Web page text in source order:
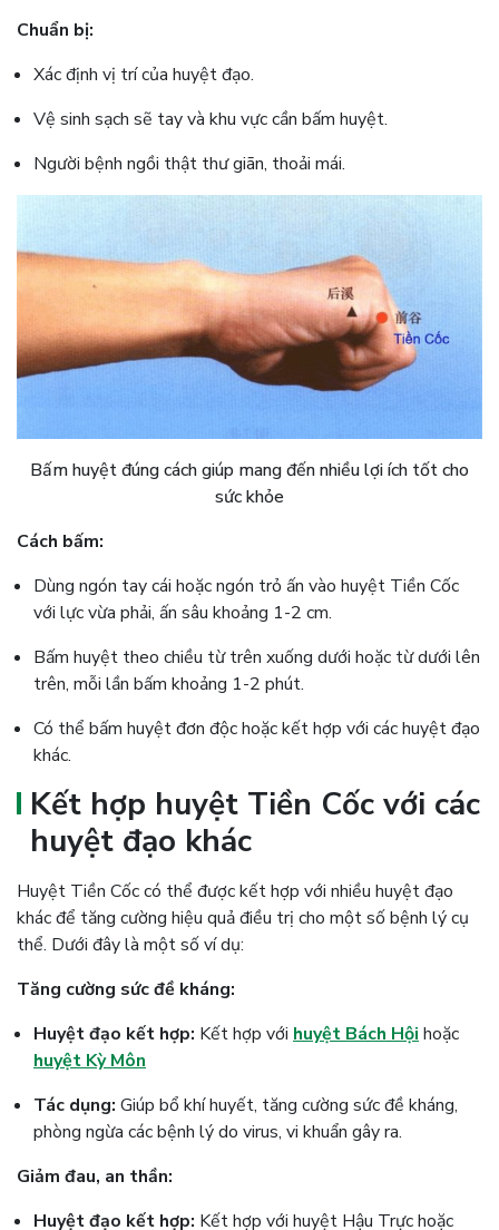
Chuẩn bị:
Xác định vị trí của huyệt đạo.
Vệ sinh sạch sẽ tay và khu vực cần bấm huyệt.
Người bệnh ngồi thật thư giãn, thoải mái.
Bấm huyệt đúng cách giúp mang đến nhiều lợi ích tốt cho
sức khỏe
Cách bấm:
Dùng ngón tay cái hoặc ngón trỏ ấn vào huyệt Tiền Cốc
với lực vừa phải, ấn sâu khoảng 1-2 cm.
Bấm huyệt theo chiều từ trên xuống dưới hoặc từ dưới lên
trên, mỗi lần bấm khoảng 1-2 phút.
Có thể bấm huyệt đơn độc hoặc kết hợp với các huyệt đạo
khác.
Kết hợp huyệt Tiền Cốc với các
huyệt đạo khác
Huyệt Tiền Cốc có thể được kết hợp với nhiều huyệt đạo
khác để tăng cường hiệu quả điều trị cho một số bệnh lý cụ
thể. Dưới đây là một số ví dụ:
Tăng cường sức đề kháng:
Huyệt đạo kết hợp: Kết hợp với huyệt Bách Hội hoặc
huyệt Kỳ Môn
Tác dụng: Giúp bổ khí huyết, tăng cường sức đề kháng,
phòng ngừa các bệnh lý do virus, vi khuẩn gây ra.
Giảm đau, an thần:
Huyệt đạo kết hợp: Kết hợp với huyệt Hậu Trực hoặc